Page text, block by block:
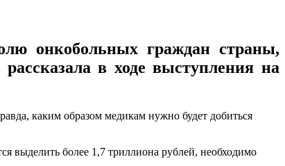
онкобольных граждан страны,
в ходе выступления на
каким образом медикам нужно будет добиться
выделить более 1,7 триллиона рублей, необходимо